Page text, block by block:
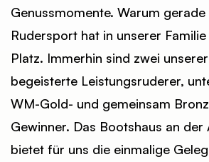
Genussmomente. Warum gerade
Rudersport hat in unserer
Platz. Immerhin sind zwei
begeisterte Leistungsruderer,
WM-Gold- und gemeinsam
Gewinner. Das Bootshaus an der
bietet für uns die einmalige